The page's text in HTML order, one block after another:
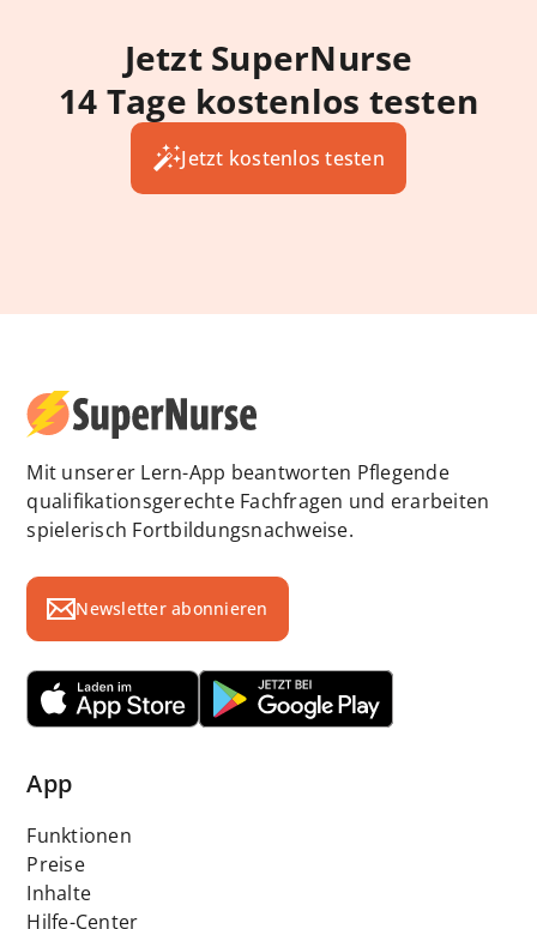
Jetzt SuperNurse
14 Tage kostenlos testen
Jetzt kostenlos testen
Mit unserer Lern-App beantworten Pflegende
qualifikationsgerechte Fachfragen und erarbeiten
spielerisch Fortbildungsnachweise.
Newsletter abonnieren
App
Funktionen
Preise
Inhalte
Hilfe-Center